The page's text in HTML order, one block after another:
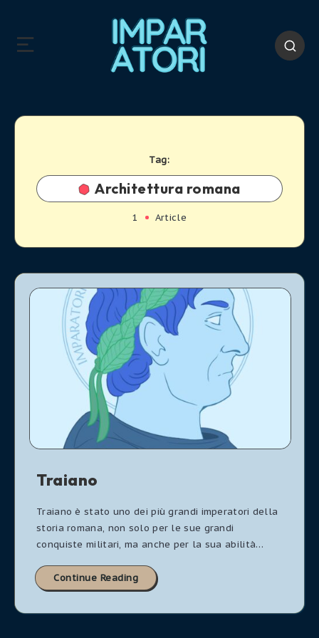
Tag:
Architettura romana
1 Article
Traiano
Traiano è stato uno dei più grandi imperatori della
storia romana, non solo per le sue grandi
conquiste militari, ma anche per la sua abilità…
Continue Reading